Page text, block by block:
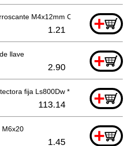
M4x12mm Ck +
1.21
llave +
2.90
fija Ls800Dw * +
113.14
M6x20 +
1.45